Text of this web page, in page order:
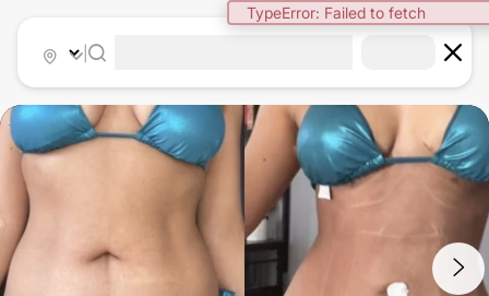
TypeError: Failed to fetch